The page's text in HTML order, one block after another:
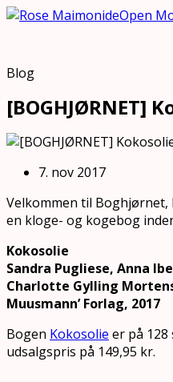
Open
Blog
[BOGHJØRNET]
7. nov 2017
Velkommen til Boghjørnet,
en kloge- og kogebog
Kokosolie
Sandra Pugliese, Anna
Charlotte Gylling
Muusmann’ Forlag, 2017
Bogen Kokosolie er på 128
udsalgspris på 149,95 kr.